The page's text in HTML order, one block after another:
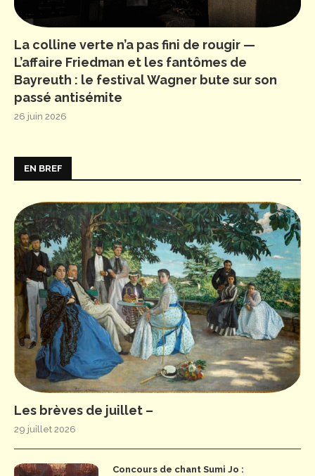
La colline verte n’a pas fini de rougir —
L’affaire Friedman et les fantômes de
Bayreuth : le festival Wagner bute sur son
passé antisémite
26 juin 2026
EN BREF
Les brèves de juillet –
29 juillet 2026
Concours de chant Sumi Jo :